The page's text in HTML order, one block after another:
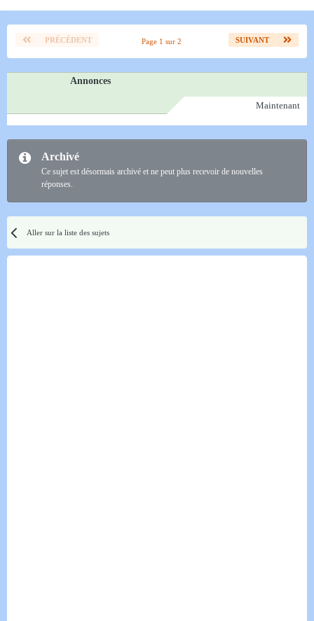
PRÉCÉDENT SUIVANT
Page 1 sur 2
Annonces
Maintenant
Archivé
Ce sujet est désormais archivé et ne peut plus recevoir de nouvelles
réponses.
Aller sur la liste des sujets